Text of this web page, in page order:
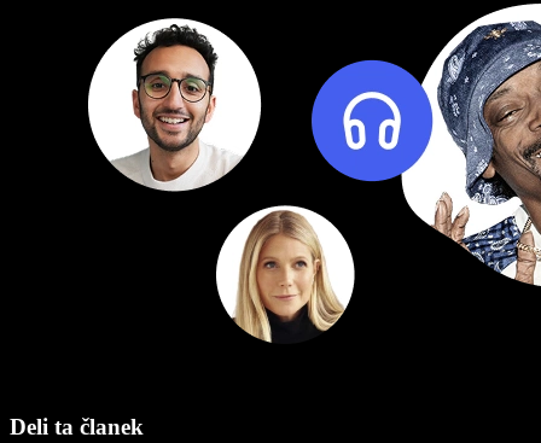
Deli ta članek